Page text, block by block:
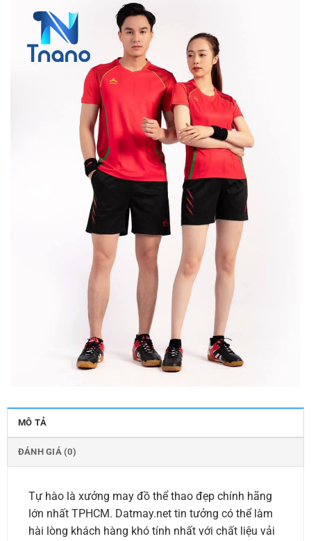
MÔ TẢ
ĐÁNH GIÁ (0)
Tự hào là xưởng may đồ thể thao đẹp chính hãng
lớn nhất TPHCM. Datmay.net tin tưởng có thể làm
hài lòng khách hàng khó tính nhất với chất liệu vải